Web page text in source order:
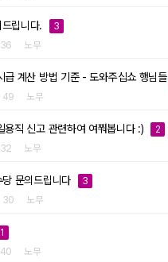
립니다. 3
36 노무
급 계산 방법 기준 - 도와주십쇼 행님들
49 노무
용직 신고 관련하여 여쭤봅니다 :) 2
32 노무
문의드립니다 3
30 노무
1
40 노무